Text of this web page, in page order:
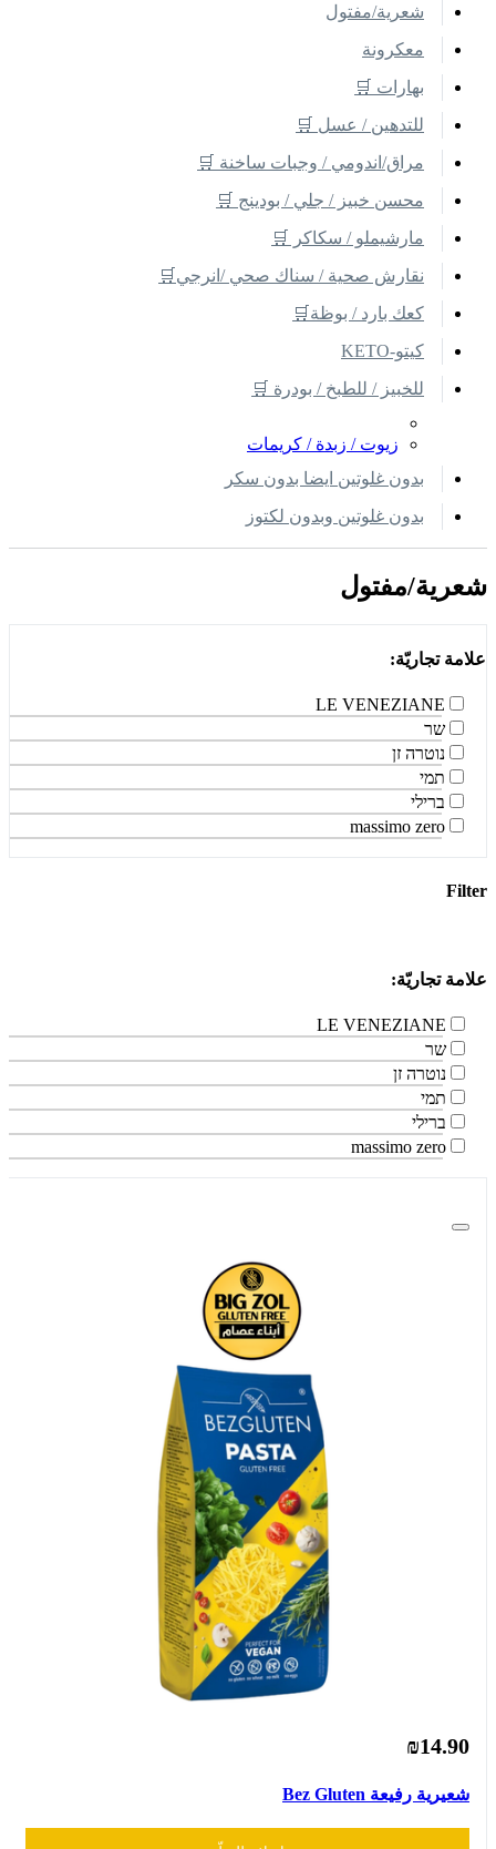
شعرية/مفتول
معكرونة
بهارات 🛒
للتدهين / عسل 🛒
مراق/اندومي / وجبات ساخنة 🛒
محسن خبيز / جلي / بودينج 🛒
مارشيملو / سكاكر 🛒
نقارش صحية / سناك صحي /انرجي🛒
كعك بارد / بوظة🛒
كيتو-KETO
للخبيز / للطبخ / بودرة 🛒
زيوت / زبدة / كريمات
بدون غلوتين ايضا بدون سكر
بدون غلوتين وبدون لكتوز
شعرية/مفتول
علامة تجاريّة:
LE VENEZIANE
שר
נוטרה זן
תמי
ברילי
massimo zero
Filter
علامة تجاريّة:
LE VENEZIANE
שר
נוטרה זן
תמי
ברילי
massimo zero
₪14.90
شعيرية رفيعة Bez Gluten